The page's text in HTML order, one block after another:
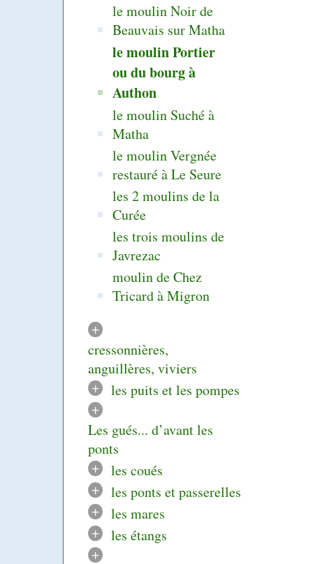
le moulin Noir de
Beauvais sur Matha
le moulin Portier
ou du bourg à
Authon
le moulin Suché à
Matha
le moulin Vergnée
restauré à Le Seure
les 2 moulins de la
Curée
les trois moulins de
Javrezac
moulin de Chez
Tricard à Migron
+
cressonnières,
anguillères, viviers
+
les puits et les pompes
+
Les gués... d’avant les
ponts
+
les coués
+
les ponts et passerelles
+
les mares
+
les étangs
+